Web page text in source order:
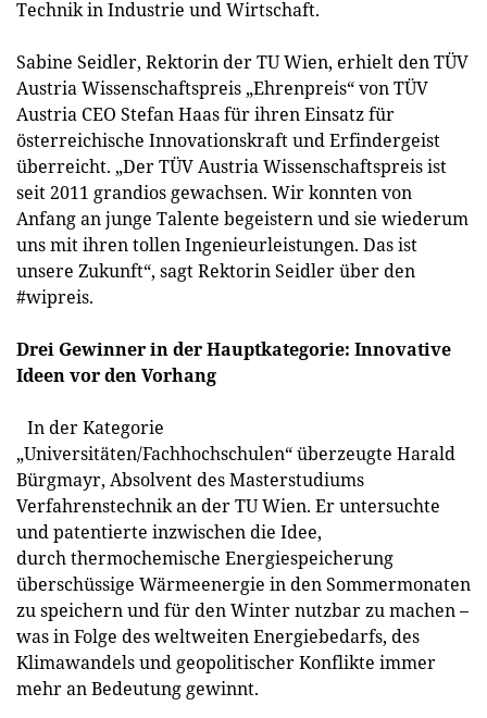
Technik in Industrie und Wirtschaft.
Sabine Seidler, Rektorin der TU Wien, erhielt den TÜV
Austria Wissenschaftspreis „Ehrenpreis“ von TÜV
Austria CEO Stefan Haas für ihren Einsatz für
österreichische Innovationskraft und Erfindergeist
überreicht. „Der TÜV Austria Wissenschaftspreis ist
seit 2011 grandios gewachsen. Wir konnten von
Anfang an junge Talente begeistern und sie wiederum
uns mit ihren tollen Ingenieurleistungen. Das ist
unsere Zukunft“, sagt Rektorin Seidler über den
#wipreis.
Drei Gewinner in der Hauptkategorie: Innovative
Ideen vor den Vorhang
In der Kategorie
„Universitäten/Fachhochschulen“ überzeugte Harald
Bürgmayr, Absolvent des Masterstudiums
Verfahrenstechnik an der TU Wien. Er untersuchte
und patentierte inzwischen die Idee,
durch thermochemische Energiespeicherung
überschüssige Wärmeenergie in den Sommermonaten
zu speichern und für den Winter nutzbar zu machen –
was in Folge des weltweiten Energiebedarfs, des
Klimawandels und geopolitischer Konflikte immer
mehr an Bedeutung gewinnt.